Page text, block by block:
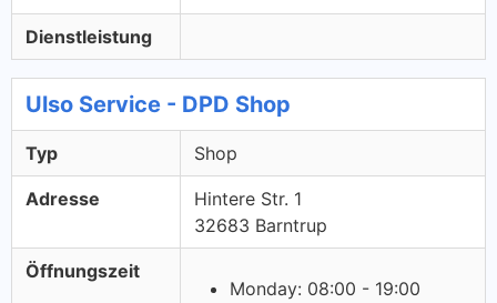
Dienstleistung
Ulso Service - DPD Shop
Typ Shop
Adresse
Hintere Str. 1
32683 Barntrup
Öffnungszeit
Monday: 08:00 - 19:00